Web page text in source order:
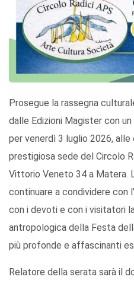
Prosegue la rassegna
dalle Edizioni Magister con
per venerdì 3 luglio 2026, alle
prestigiosa sede del Circolo
Vittorio Veneto 34 a Matera.
continuare a condividere con
con i devoti e con i visitatori
antropologica della Festa
più profonde e affascinanti
Relatore della serata sarà il